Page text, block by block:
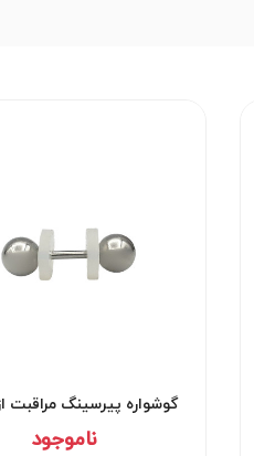
گوشواره پیرسینگ مراقبت
ناموجود